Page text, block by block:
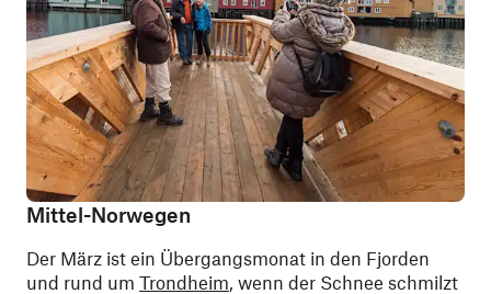
Mittel-Norwegen
Der März ist ein Übergangsmonat in den Fjorden
und rund um Trondheim, wenn der Schnee schmilzt